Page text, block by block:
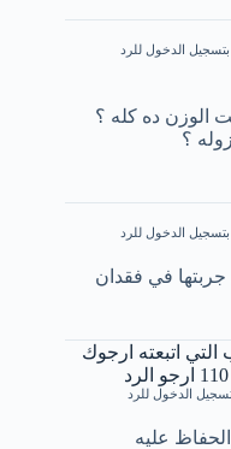
الدخول للرد
الوزن ده كله ؟
؟
الدخول للرد
جربتها في فقدان
التي اتبعته ارجوك
الدخول للرد
عليه